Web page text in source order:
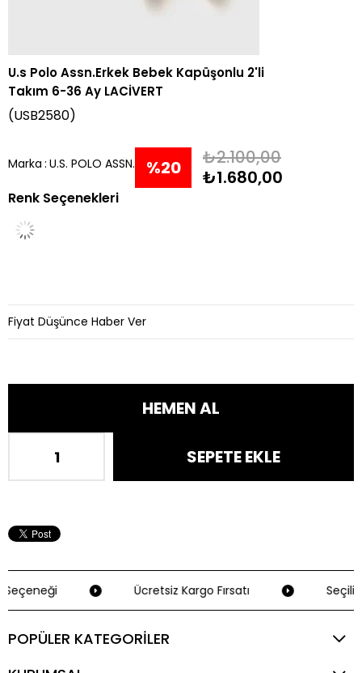
U.s Polo Assn.Erkek Bebek Kapüşonlu 2'li
Takım 6-36 Ay LACİVERT
(USB2580)
Marka : U.S. POLO ASSN. %20
₺2.100,00
₺1.680,00
Renk Seçenekleri
Fiyat Düşünce Haber Ver
Ücretsiz Kargo Fırsatı Seçili
POPÜLER KATEGORİLER